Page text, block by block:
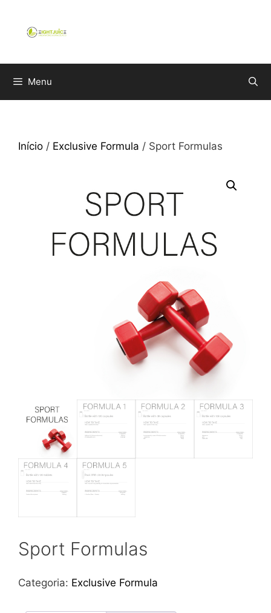
Menu
Início / Exclusive Formula / Sport Formulas
Sport Formulas
Categoria: Exclusive Formula